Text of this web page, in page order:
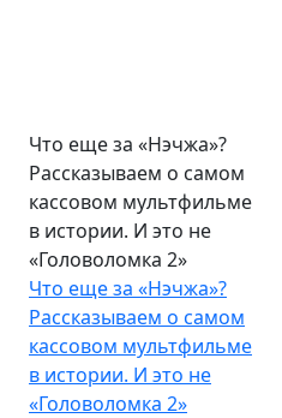
Что еще за «Нэчжа»?
Рассказываем о самом
кассовом мультфильме
в истории. И это не
«Головоломка 2»
Что еще за «Нэчжа»?
Рассказываем о самом
кассовом мультфильме
в истории. И это не
«Головоломка 2»